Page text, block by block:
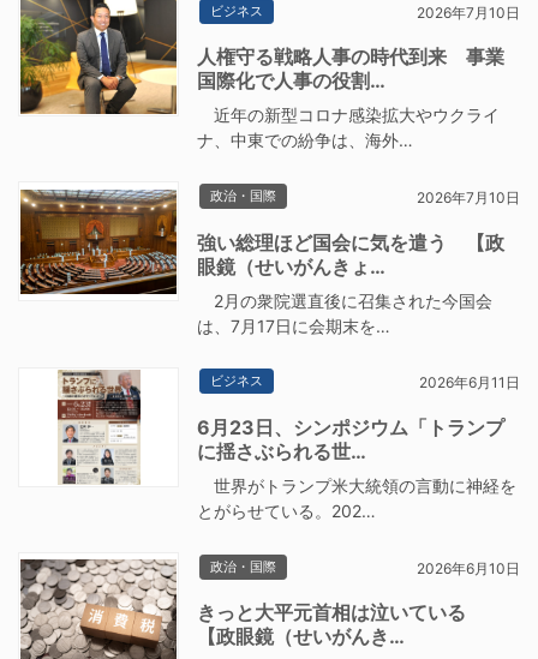
ビジネス 2026年7月10日
人権守る戦略人事の時代到来 事業
国際化で人事の役割…
近年の新型コロナ感染拡大やウクライ
ナ、中東での紛争は、海外…
政治・国際 2026年7月10日
強い総理ほど国会に気を遣う 【政
眼鏡（せいがんきょ…
2月の衆院選直後に召集された今国会
は、7月17日に会期末を…
ビジネス 2026年6月11日
6月23日、シンポジウム「トランプ
に揺さぶられる世…
世界がトランプ米大統領の言動に神経を
とがらせている。202…
政治・国際 2026年6月10日
きっと大平元首相は泣いている
【政眼鏡（せいがんき…